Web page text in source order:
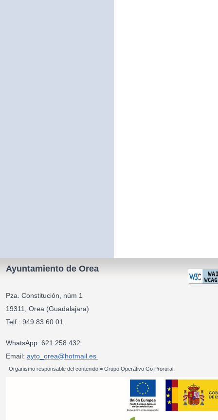
Ayuntamiento de Orea
Pza. Constitución, núm 1
19311, Orea (Guadalajara)
Telf.: 949 83 60 01
WhatsApp: 621 258 432
Email: ayto_orea@hotmail.es
Organismo responsable del contenido = Grupo Operativo Go Prorural.